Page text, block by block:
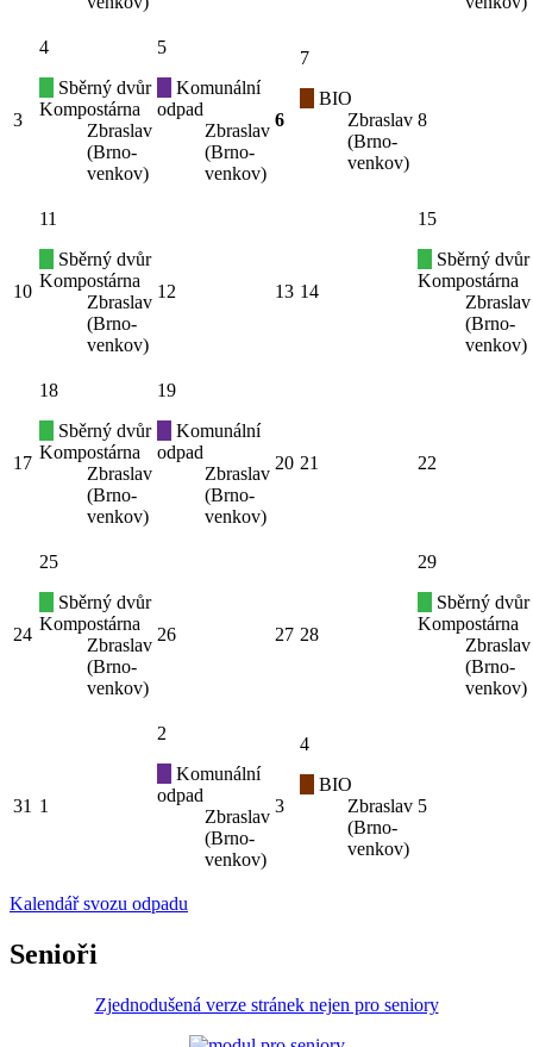
3
4
Sběrný dvůr
Kompostárna
Zbraslav
(Brno-
venkov)
5
Komunální
odpad
Zbraslav
(Brno-
venkov)
6
7
BIO
Zbraslav
(Brno-
venkov)
8
10
11
Sběrný dvůr
Kompostárna
Zbraslav
(Brno-
venkov)
12 13 14
15
Sběrný dvůr
Kompostárna
Zbraslav
(Brno-
venkov)
17
18
Sběrný dvůr
Kompostárna
Zbraslav
(Brno-
venkov)
19
Komunální
odpad
Zbraslav
(Brno-
venkov)
20 21 22
24
25
Sběrný dvůr
Kompostárna
Zbraslav
(Brno-
venkov)
26 27 28
29
Sběrný dvůr
Kompostárna
Zbraslav
(Brno-
venkov)
31 1
2
Komunální
odpad
Zbraslav
(Brno-
venkov)
3
4
BIO
Zbraslav
(Brno-
venkov)
5
Kalendář svozu odpadu
Senioři
Zjednodušená verze stránek nejen pro seniory